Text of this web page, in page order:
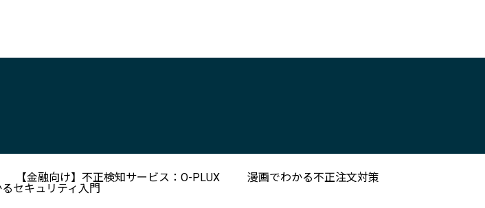
【金融向け】不正検知サービス：O-PLUX
漫画でわかる不正注文対策
セキュリティ入門